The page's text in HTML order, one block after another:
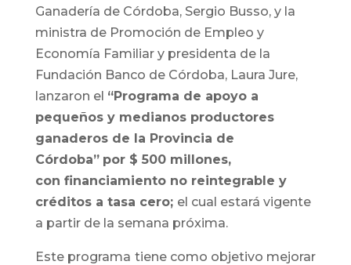
Ganadería de Córdoba, Sergio Busso, y la
ministra de Promoción de Empleo y
Economía Familiar y presidenta de la
Fundación Banco de Córdoba, Laura Jure,
lanzaron el “Programa de apoyo a
pequeños y medianos productores
ganaderos de la Provincia de
Córdoba” por $ 500 millones,
con financiamiento no reintegrable y
créditos a tasa cero; el cual estará vigente
a partir de la semana próxima.
Este programa tiene como objetivo mejorar